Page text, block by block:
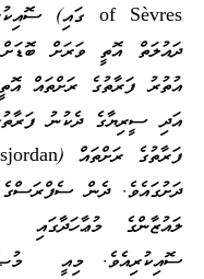
ދައުލަތް އޮތީ ވަރަށް
އުތުރު ފަރާތުގެ ރަށްތައް
އަދި ސީރިޔާގެ ދެކުނު
ސޮއިކުރިއެވެ. މިއީ